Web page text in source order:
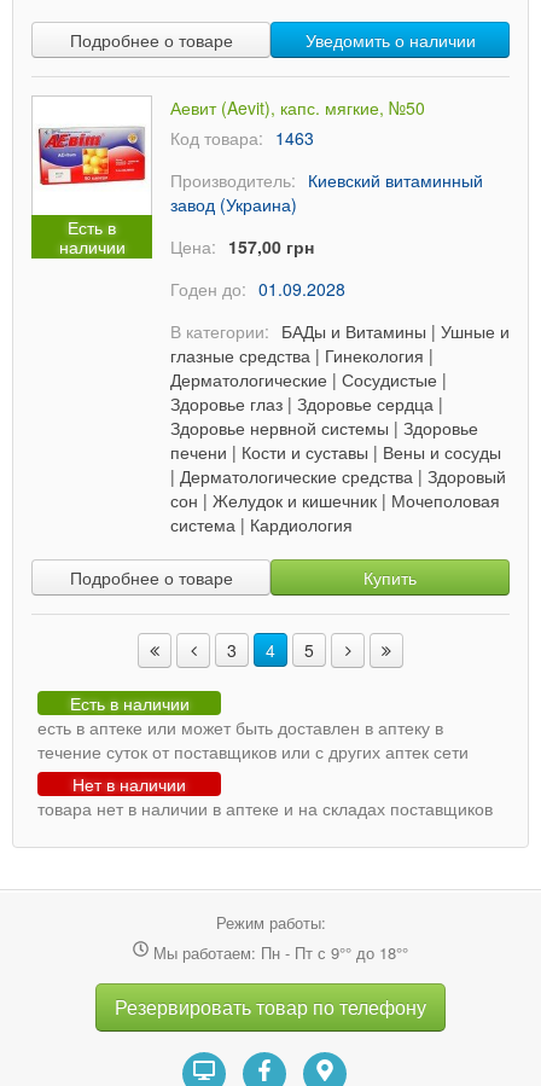
Подробнее о товаре Уведомить о наличии
Есть в
наличии
Аевит (Aevit), капс. мягкие, №50
Код товара: 1463
Производитель: Киевский витаминный
завод (Украина)
Цена: 157,00 грн
Годен до: 01.09.2028
В категории: БАДы и Витамины | Ушные и
глазные средства | Гинекология |
Дерматологические | Сосудистые |
Здоровье глаз | Здоровье сердца |
Здоровье нервной системы | Здоровье
печени | Кости и суставы | Вены и сосуды
| Дерматологические средства | Здоровый
сон | Желудок и кишечник | Мочеполовая
система | Кардиология
Подробнее о товаре Купить
3 4 5
Есть в наличии
есть в аптеке или может быть доставлен в аптеку в
течение суток от поставщиков или с других аптек сети
Нет в наличии
товара нет в наличии в аптеке и на складах поставщиков
Режим работы:
Мы работаем: Пн - Пт с 9°° до 18°°
Резервировать товар по телефону